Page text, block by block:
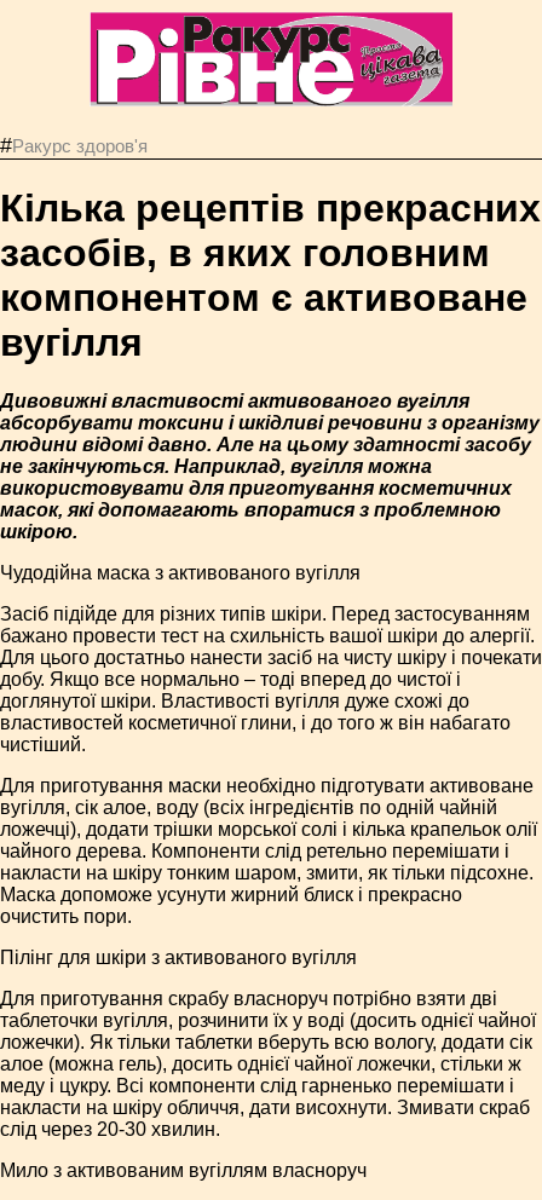
#Ракурс здоров'я
Кілька рецептів прекрасних
засобів, в яких головним
компонентом є активоване
вугілля
Дивовижні властивості активованого вугілля
абсорбувати токсини і шкідливі речовини з організму
людини відомі давно. Але на цьому здатності засобу
не закінчуються. Наприклад, вугілля можна
використовувати для приготування косметичних
масок, які допомагають впоратися з проблемною
шкірою.
Чудодійна маска з активованого вугілля
Засіб підійде для різних типів шкіри. Перед застосуванням
бажано провести тест на схильність вашої шкіри до алергії.
Для цього достатньо нанести засіб на чисту шкіру і почекати
добу. Якщо все нормально – тоді вперед до чистої і
доглянутої шкіри. Властивості вугілля дуже схожі до
властивостей косметичної глини, і до того ж він набагато
чистіший.
Для приготування маски необхідно підготувати активоване
вугілля, сік алое, воду (всіх інгредієнтів по одній чайній
ложечці), додати трішки морської солі і кілька крапельок олії
чайного дерева. Компоненти слід ретельно перемішати і
накласти на шкіру тонким шаром, змити, як тільки підсохне.
Маска допоможе усунути жирний блиск і прекрасно
очистить пори.
Пілінг для шкіри з активованого вугілля
Для приготування скрабу власноруч потрібно взяти дві
таблеточки вугілля, розчинити їх у воді (досить однієї чайної
ложечки). Як тільки таблетки вберуть всю вологу, додати сік
алое (можна гель), досить однієї чайної ложечки, стільки ж
меду і цукру. Всі компоненти слід гарненько перемішати і
накласти на шкіру обличчя, дати висохнути. Змивати скраб
слід через 20-30 хвилин.
Мило з активованим вугіллям власноруч